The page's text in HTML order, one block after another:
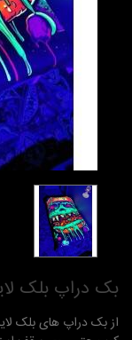
بک دراپ بلک
از بک دراپ های بلک